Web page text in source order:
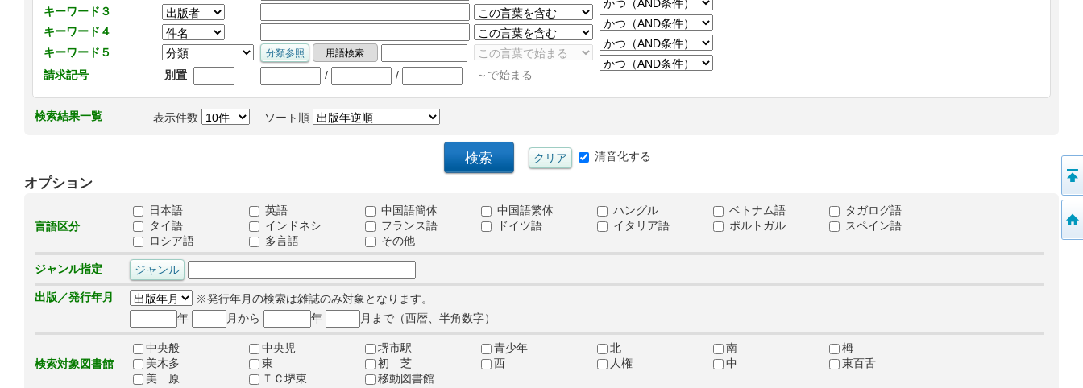
キーワード３
キーワード４
キーワード５
請求記号
別置 / / ～で始まる
検索結果一覧 表示件数 ソート順
清音化する
オプション
言語区分
日本語 英語 中国語簡体 中国語繁体 ハングル ベトナム語
タガログ語
タイ語
インドネシ フランス語 ドイツ語 イタリア語 ポルトガル
スペイン語
ロシア語
多言語 その他
ジャンル指定
出版／発行年月
※発行年月の検索は雑誌のみ対象となります。
年
月から 年 月まで（西暦、半角数字）
検索対象図書館
中央般 中央児 堺市駅 青少年 北 南
栂
美木多
東 初 芝 西 人権 中
東百舌
美 原
ＴＣ堺東 移動図書館